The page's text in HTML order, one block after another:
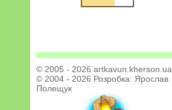
© 2005 - 2026 artkavun.kherson.ua
© 2004 - 2026 Розробка: Ярослав
Полещук